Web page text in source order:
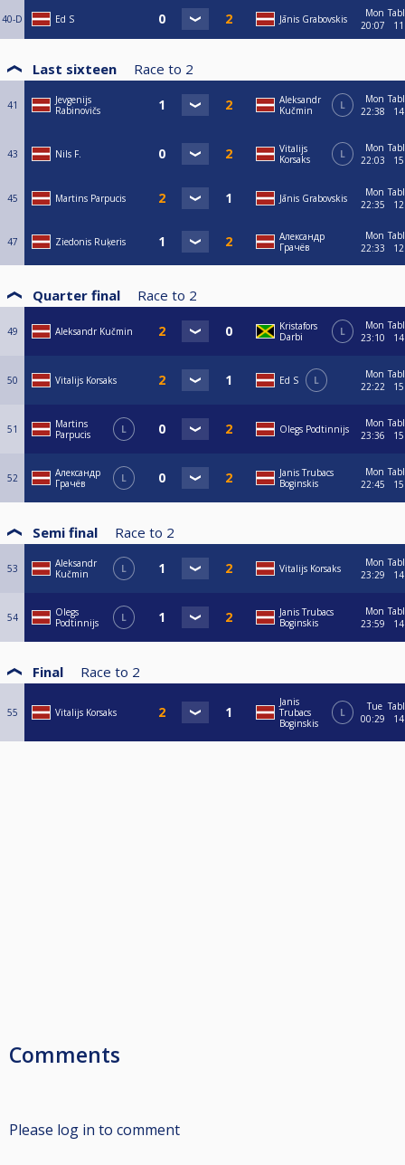
40-D Ed S Jānis Grabovskis
Mon
20:07
11
Last sixteen Race to 2
41
Jevgenijs
Rabinovičs
Aleksandr
Kučmin
L
Mon
22:38
14
43 Nils F.
Vitalijs
Korsaks
L
Mon
22:03
15
45 Martins Parpucis Jānis Grabovskis
Mon
22:35
12
47 Ziedonis Ruķeris
Александр
Грачёв
Mon
22:33
12
Quarter final Race to 2
49 Aleksandr Kučmin
Kristafors
Darbi
L
Mon
23:10
14
50 Vitalijs Korsaks Ed S L
Mon
22:22
15
51
Martins
Parpucis
L Olegs Podtinnijs
Mon
23:36
15
52
Александр
Грачёв
L
Janis Trubacs
Boginskis
Mon
22:45
15
Semi final Race to 2
53
Aleksandr
Kučmin
L Vitalijs Korsaks
Mon
23:29
14
54
Olegs
Podtinnijs
L
Janis Trubacs
Boginskis
Mon
23:59
14
Final Race to 2
55 Vitalijs Korsaks
Janis
Trubacs
Boginskis
L
Tue
00:29
14
Comments
Please log in to comment